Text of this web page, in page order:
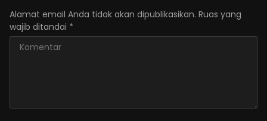
Alamat email Anda tidak akan dipublikasikan. Ruas yang
wajib ditandai *